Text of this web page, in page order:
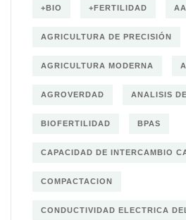
+BIO +FERTILIDAD
AGRICULTURA DE PRECISIÓN
AGRICULTURA MODERNA
AGROVERDAD ANALISIS
BIOFERTILIDAD BPAS
CAPACIDAD DE INTERCAMBIO
COMPACTACION
CONDUCTIVIDAD ELECTRICA